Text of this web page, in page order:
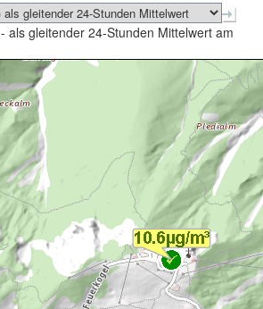
- als gleitender 24-Stunden Mittelwert am